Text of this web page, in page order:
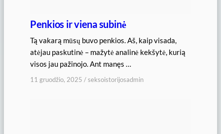
Penkios ir viena subinė
Tą vakarą mūsų buvo penkios. Aš, kaip visada,
atėjau paskutinė – mažytė analinė kekšytė, kurią
visos jau pažinojo. Ant manęs …
11 gruodžio, 2025 /seksoistorijosadmin